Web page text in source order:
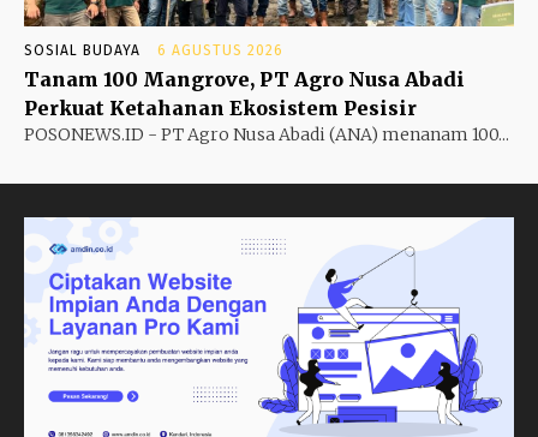
SOSIAL BUDAYA 6 AGUSTUS 2026
Tanam 100 Mangrove, PT Agro Nusa Abadi
Perkuat Ketahanan Ekosistem Pesisir
POSONEWS.ID - PT Agro Nusa Abadi (ANA) menanam 100...